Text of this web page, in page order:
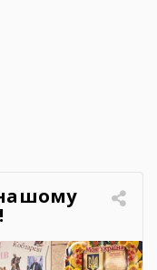
нашому